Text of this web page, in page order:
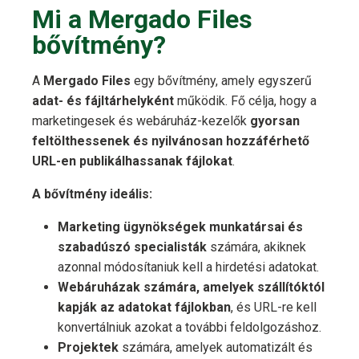
Mi a Mergado Files
bővítmény?
A Mergado Files egy bővítmény, amely egyszerű
adat- és fájltárhelyként működik. Fő célja, hogy a
marketingesek és webáruház-kezelők gyorsan
feltölthessenek és nyilvánosan hozzáférhető
URL-en publikálhassanak fájlokat.
A bővítmény ideális:
Marketing ügynökségek munkatársai és
szabadúszó specialisták számára, akiknek
azonnal módosítaniuk kell a hirdetési adatokat.
Webáruházak számára, amelyek szállítóktól
kapják az adatokat fájlokban, és URL-re kell
konvertálniuk azokat a további feldolgozáshoz.
Projektek számára, amelyek automatizált és